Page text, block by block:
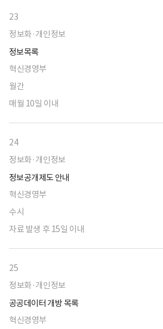
23
정보화·개인정보
정보목록
혁신경영부
월간
매월 10일 이내
24
정보화·개인정보
정보공개제도 안내
혁신경영부
수시
자료 발생 후 15일 이내
25
정보화·개인정보
공공데이터 개방 목록
혁신경영부